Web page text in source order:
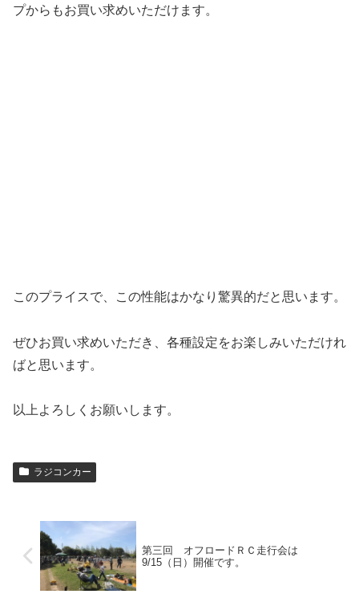
プからもお買い求めいただけます。
このプライスで、この性能はかなり驚異的だと思います。
ぜひお買い求めいただき、各種設定をお楽しみいただけれ
ばと思います。
以上よろしくお願いします。
ラジコンカー
第三回 オフロードＲＣ走行会は
9/15（日）開催です。